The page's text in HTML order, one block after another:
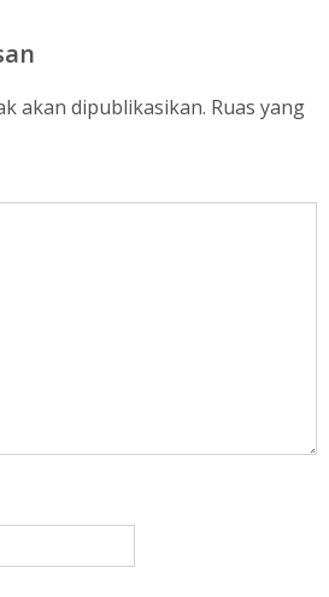
akan dipublikasikan. Ruas yang